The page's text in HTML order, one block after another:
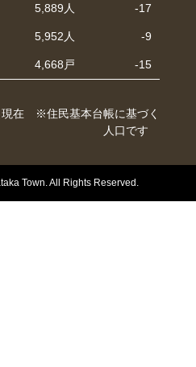
5,889人 -17
5,952人 -9
4,668戸 -15
現在 ※住民基本台帳に基づく
人口です
Town. All Rights Reserved.